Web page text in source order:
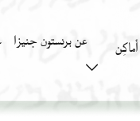
أَماكِن عن برنستون جنيزا